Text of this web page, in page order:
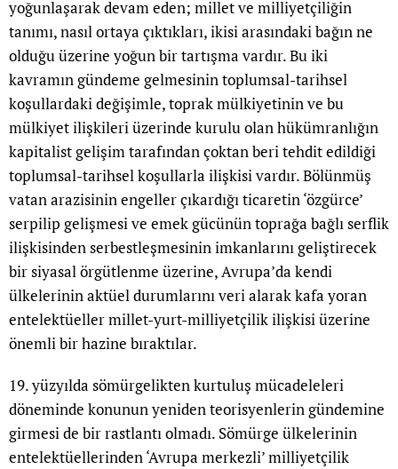
yoğunlaşarak devam eden; millet ve milliyetçiliğin
tanımı, nasıl ortaya çıktıkları, ikisi arasındaki bağın ne
olduğu üzerine yoğun bir tartışma vardır. Bu iki
kavramın gündeme gelmesinin toplumsal-tarihsel
koşullardaki değişimle, toprak mülkiyetinin ve bu
mülkiyet ilişkileri üzerinde kurulu olan hükümranlığın
kapitalist gelişim tarafından çoktan beri tehdit edildiği
toplumsal-tarihsel koşullarla ilişkisi vardır. Bölünmüş
vatan arazisinin engeller çıkardığı ticaretin ‘özgürce’
serpilip gelişmesi ve emek gücünün toprağa bağlı serflik
ilişkisinden serbestleşmesinin imkanlarını geliştirecek
bir siyasal örgütlenme üzerine, Avrupa’da kendi
ülkelerinin aktüel durumlarını veri alarak kafa yoran
entelektüeller millet-yurt-milliyetçilik ilişkisi üzerine
önemli bir hazine bıraktılar.
19. yüzyılda sömürgelikten kurtuluş mücadeleleri
döneminde konunun yeniden teorisyenlerin gündemine
girmesi de bir rastlantı olmadı. Sömürge ülkelerinin
entelektüellerinden ‘Avrupa merkezli’ milliyetçilik